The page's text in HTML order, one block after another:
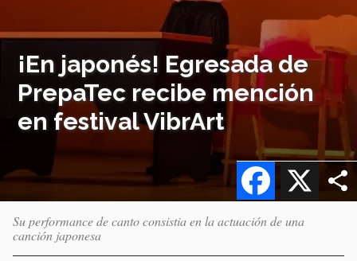
¡En japonés! Egresada de
PrepaTec recibe mención
en festival VibrArt
X
Facebook
Su performance de canto consistia en la actuación de una
canción japonesa